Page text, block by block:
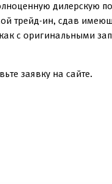
дилерскую
трейд-ин, сдав
с оригинальными
заявку на сайте.